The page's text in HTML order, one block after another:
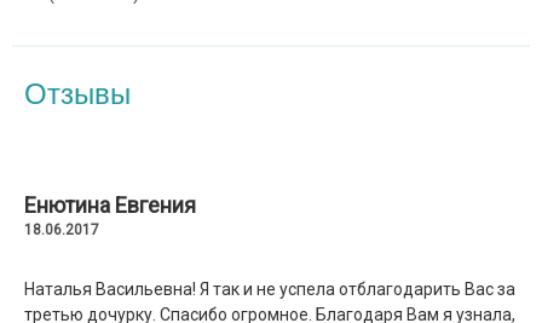
Отзывы
Енютина Евгения
18.06.2017
Наталья Васильевна! Я так и не успела отблагодарить Вас за
третью дочурку. Спасибо огромное. Благодаря Вам я узнала,